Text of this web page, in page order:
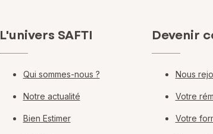
L'univers SAFTI
Qui sommes-nous ?
Notre actualité
Bien Estimer
Devenir
Nous
Votre
Votre